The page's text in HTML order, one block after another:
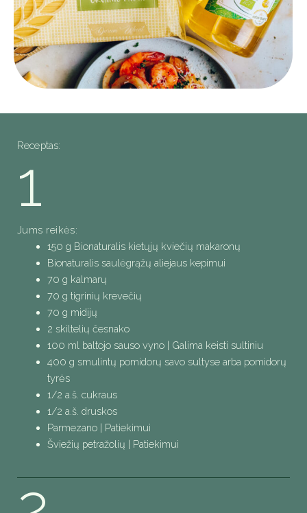
Receptas:
1
Jums reikės:
150 g Bionaturalis kietųjų kviečių makaronų
Bionaturalis saulėgrąžų aliejaus kepimui
70 g kalmarų
70 g tigrinių krevečių
70 g midijų
2 skiltelių česnako
100 ml baltojo sauso vyno | Galima keisti sultiniu
400 g smulintų pomidorų savo sultyse arba pomidorų
tyrės
1/2 a.š. cukraus
1/2 a.š. druskos
Parmezano | Patiekimui
Šviežių petražolių | Patiekimui